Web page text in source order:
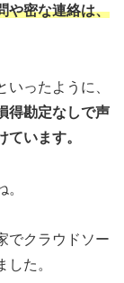
や密な連絡は、
ったように、
得勘定なしで声
います。
でクラウドソー
た。